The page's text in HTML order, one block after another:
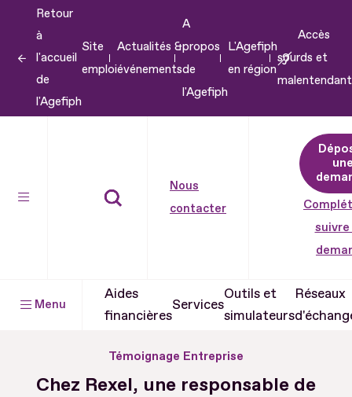
contenu
Retour
à
l'accueil
de
l'Agefiph
Site
emploi
Actualités &
événements
A
propos
de
l'Agefiph
L'Agefiph
en région
Accès
sourds et
Nous
contacter
suivre
Menu
Aides
financières
Services
Outils et
simulateurs
Réseaux
Témoignage Entreprise
Chez Rexel, une responsable de